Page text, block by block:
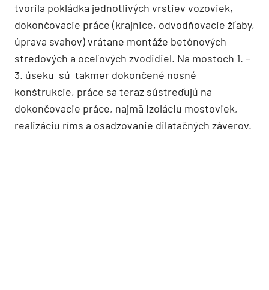
tvorila pokládka jednotlivých vrstiev vozoviek,
dokončovacie práce (krajnice, odvodňovacie žľaby,
úprava svahov) vrátane montáže betónových
stredových a oceľových zvodidiel. Na mostoch 1. –
3. úseku sú takmer dokončené nosné
konštrukcie, práce sa teraz sústreďujú na
dokončovacie práce, najmä izoláciu mostoviek,
realizáciu ríms a osadzovanie dilatačných záverov.